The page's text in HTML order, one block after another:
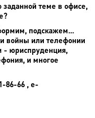
теме в офисе,
подскажем...
войны или телефонии
- юриспруденция,
и многое
86-66 , e-